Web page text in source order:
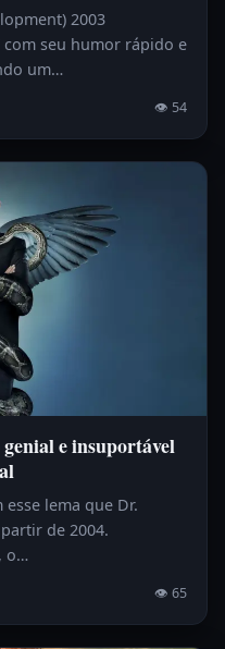
2003
seu humor rápido e
um…
👁 54
e insuportável
lema que Dr.
de 2004.
o…
👁 65